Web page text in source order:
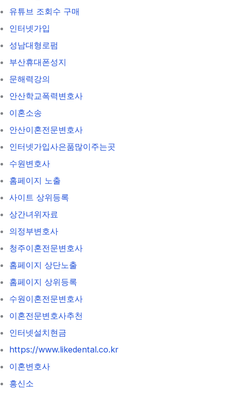
유튜브 조회수 구매
인터넷가입
성남대형로펌
부산휴대폰성지
문해력강의
안산학교폭력변호사
이혼소송
안산이혼전문변호사
인터넷가입사은품많이주는곳
수원변호사
홈페이지 노출
사이트 상위등록
상간녀위자료
의정부변호사
청주이혼전문변호사
홈페이지 상단노출
홈페이지 상위등록
수원이혼전문변호사
이혼전문변호사추천
인터넷설치현금
https://www.likedental.co.kr
이혼변호사
흥신소